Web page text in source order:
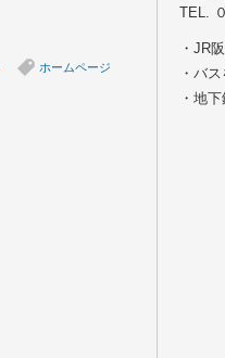
ホームページ
TEL.
・JR
・バ
・地